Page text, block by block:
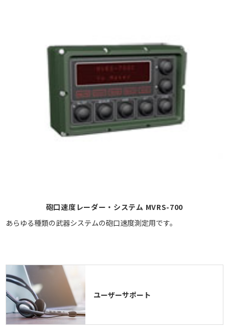
砲口速度レーダー・システム MVRS-700
あらゆる種類の武器システムの砲口速度測定用です。
ユーザーサポート